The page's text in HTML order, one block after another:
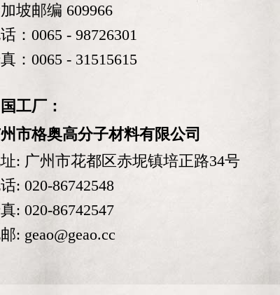
坡邮编 609966
：0065 - 98726301
：0065 - 31515615
工厂：
市格奥高分子材料有限公司
: 广州市花都区赤坭镇培正路34号
: 020-86742548
: 020-86742547
: geao@geao.cc